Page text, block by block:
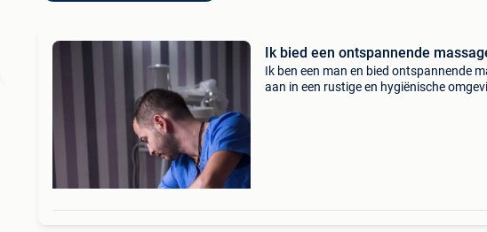
Ik bied een ontspannende
Ik ben een man en bied ontspannende
aan in een rustige en hygiënische